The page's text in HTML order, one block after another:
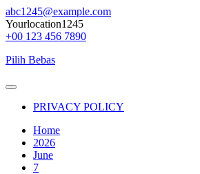
Skip
to
content
abc1245@example.com
Yourlocation1245
+00 123 456 7890
Pilih Bebas
Primary
PRIVACY POLICY
Home
2026
June
7